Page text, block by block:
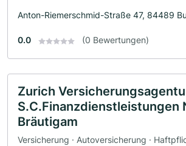
Anton-Riemerschmid-Straße 47, 84489
0.0 (0 Bewertungen)
Zurich
S.C.Finanzdienstleistungen
Bräutigam
Versicherung · Autoversicherung ·